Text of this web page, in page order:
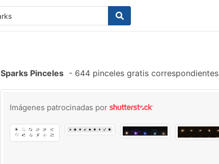
Sparks Pinceles - 644 pinceles gratis correspondientes
Imágenes patrocinadas por